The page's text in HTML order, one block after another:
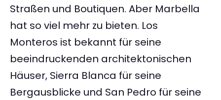
Straßen und Boutiquen. Aber Marbella
hat so viel mehr zu bieten. Los
Monteros ist bekannt für seine
beeindruckenden architektonischen
Häuser, Sierra Blanca für seine
Bergausblicke und San Pedro für seine